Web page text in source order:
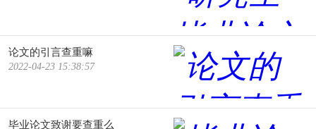
论文的引言查重嘛
2022-04-23 15:38:57
毕业论文致谢要查重么